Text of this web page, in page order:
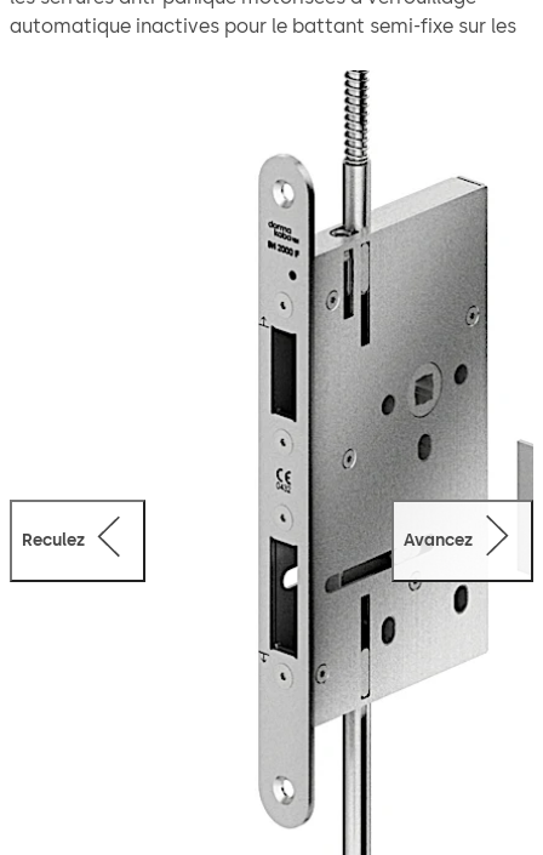
automatique inactives pour le battant semi-fixe sur les
accru grâce à un déverrouillage anti-panique total avec
Grâce à la fonction anti-panique, le battant s’ouvre en
un mouvement depuis l’intérieur ; le verrouillage
mécanique automatique présent sur la serrure à
commutation assure ensuite un verrouillage sûr dès que
Modes de fonctionnement configurables : Modes de
fonctionnement : Connexion directe au(x) participant(s)
BUS CAN/DCW® et autonome (fonction : uniquement
La serrure convient à une utilisation dans les issues de
secours et voies de sauvetage selon EN 179 et selon
EN 1125 pour les portes anti-panique avec barre
d’actionnement horizontale.
Reculez Avancez